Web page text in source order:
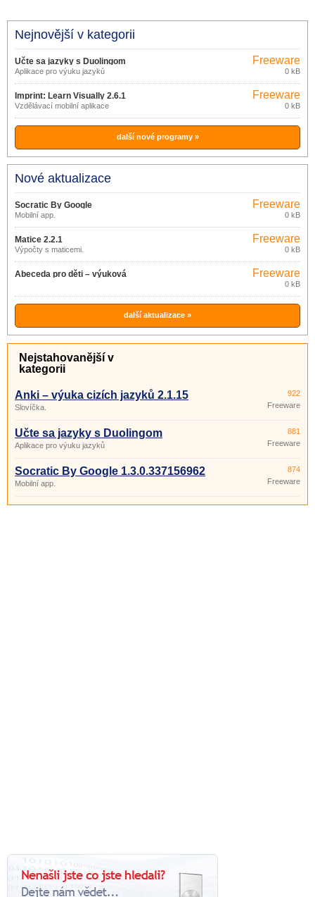
Nejnovější v kategorii
Učte sa jazyky s Duolingom
Aplikace pro výuku jazyků
Freeware
0 kB
Imprint: Learn Visually 2.6.1
Vzdělávací mobilní aplikace
Freeware
0 kB
další nové programy »
Nové aktualizace
Socratic By Google
1.3.0.337156962
Mobilní app.
Freeware
0 kB
Matice 2.2.1
Výpočty s maticemi.
Freeware
0 kB
Abeceda pro děti – výuková
Freeware
0 kB
další aktualizace »
Nejstahovanější v
kategorii
Anki – výuka cizích jazyků 2.1.15
Slovíčka.
922
Freeware
Učte sa jazyky s Duolingom
Aplikace pro výuku jazyků
881
Freeware
Socratic By Google 1.3.0.337156962
Mobilní app.
874
Freeware